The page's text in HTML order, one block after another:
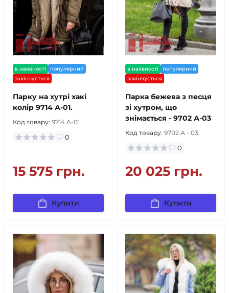
в наявності
популярний
закінчується
Парку на хутрі хакі
колір 9714 А-01.
Код товару: 9714 А-01
0
15 575 грн.
Купити
в наявності
популярний
закінчується
Парка бежева з песця
зі хутром, що
знімається - 9702 А-03
Код товару: 9702 А - 03
0
20 025 грн.
Купити